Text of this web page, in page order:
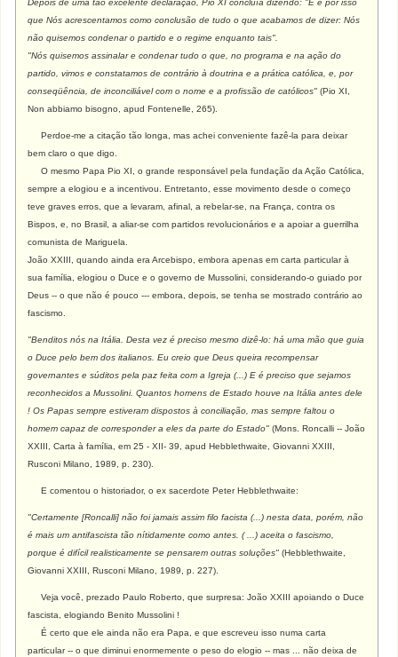
Depois de uma tão excelente declaração, Pio XI concluía dizendo: "E é por isso
que Nós acrescentamos como conclusão de tudo o que acabamos de dizer: Nós
não quisemos condenar o partido e o regime enquanto tais".
"Nós quisemos assinalar e condenar tudo o que, no programa e na ação do
partido, vimos e constatamos de contrário à doutrina e a prática católica, e, por
conseqüência, de inconciliável com o nome e a profissão de católicos" (Pio XI,
Non abbiamo bisogno, apud Fontenelle, 265).
Perdoe-me a citação tão longa, mas achei conveniente fazê-la para deixar
bem claro o que digo.
O mesmo Papa Pio XI, o grande responsável pela fundação da Ação Católica,
sempre a elogiou e a incentivou. Entretanto, esse movimento desde o começo
teve graves erros, que a levaram, afinal, a rebelar-se, na França, contra os
Bispos, e, no Brasil, a aliar-se com partidos revolucionários e a apoiar a guerrilha
comunista de Mariguela.
João XXIII, quando ainda era Arcebispo, embora apenas em carta particular à
sua família, elogiou o Duce e o governo de Mussolini, considerando-o guiado por
Deus -- o que não é pouco --- embora, depois, se tenha se mostrado contrário ao
fascismo.
"Benditos nós na Itália. Desta vez é preciso mesmo dizê-lo: há uma mão que guia
o Duce pelo bem dos italianos. Eu creio que Deus queira recompensar
governantes e súditos pela paz feita com a Igreja (...) E é preciso que sejamos
reconhecidos a Mussolini. Quantos homens de Estado houve na Itália antes dele
! Os Papas sempre estiveram dispostos à conciliação, mas sempre faltou o
homem capaz de corresponder a eles da parte do Estado"(Mons. Roncalli -- João
XXIII, Carta à família, em 25 - XII- 39, apud Hebblethwaite, Giovanni XXIII,
Rusconi Milano, 1989, p. 230).
E comentou o historiador, o ex sacerdote Peter Hebblethwaite:
"Certamente [Roncalli] não foi jamais assim filo facista (...) nesta data, porém, não
é mais um antifascista tão nítidamente como antes. ( ...) aceita o fascismo,
porque é difícil realisticamente se pensarem outras soluções" (Hebblethwaite,
Giovanni XXIII, Rusconi Milano, 1989, p. 227).
Veja você, prezado Paulo Roberto, que surpresa: João XXIII apoiando o Duce
fascista, elogiando Benito Mussolini !
É certo que ele ainda não era Papa, e que escreveu isso numa carta
particular -- o que diminui enormemente o peso do elogio -- mas ... não deixa de